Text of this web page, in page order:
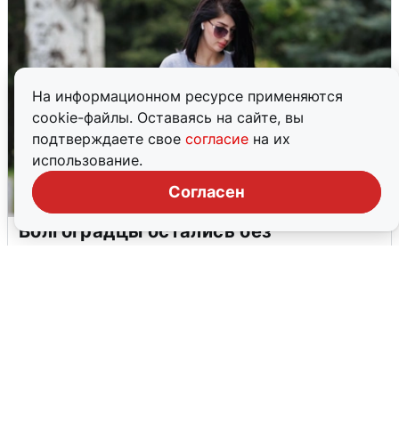
На информационном ресурсе применяются
cookie-файлы. Оставаясь на сайте, вы
подтверждаете свое согласие на их
использование.
Согласен
Волгоградцы остались без